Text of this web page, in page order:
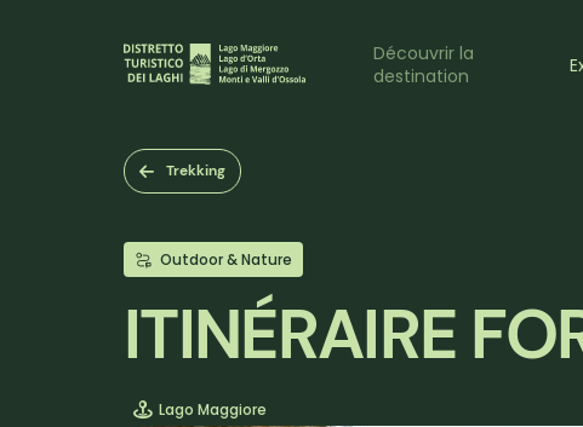
Découvrir la
destination
Trekking
Outdoor & Nature
ITINÉRAIRE
Lago Maggiore